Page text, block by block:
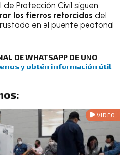
Protección Civil siguen
los fierros retorcidos del
en el puente peatonal
DE WHATSAPP DE UNO
y obtén información útil
VIDEO